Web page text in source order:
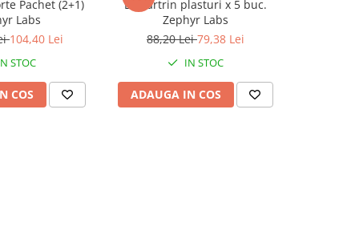
Pachet (2+1)
Labs
104,40 Lei
STOC
COS
Lipoartrin plasturi x 5 buc.
Zephyr Labs
88,20 Lei79,38 Lei
IN STOC
ADAUGA IN COS